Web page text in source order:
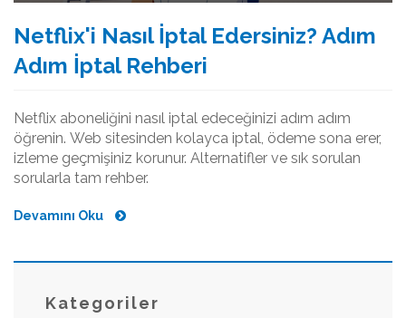
Netflix'i Nasıl İptal Edersiniz? Adım
Adım İptal Rehberi
Netflix aboneliğini nasıl iptal edeceğinizi adım adım
öğrenin. Web sitesinden kolayca iptal, ödeme sona erer,
izleme geçmişiniz korunur. Alternatifler ve sık sorulan
sorularla tam rehber.
Devamını Oku
Kategoriler